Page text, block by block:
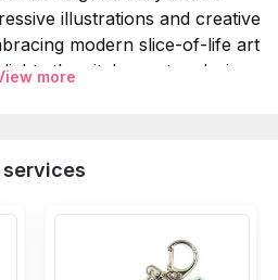
illustrations and creative
modern slice-of-life art
the city's most enduring
Lead motorbike, and the
more